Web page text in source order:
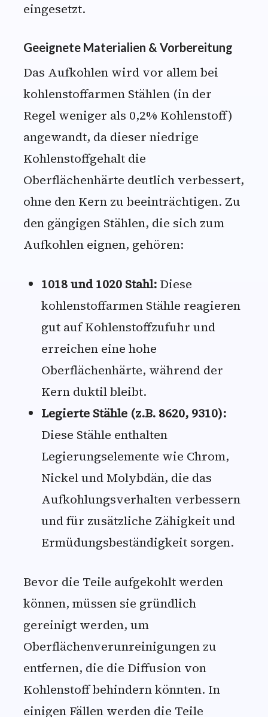
eingesetzt.
Geeignete Materialien & Vorbereitung
Das Aufkohlen wird vor allem bei
kohlenstoffarmen Stählen (in der
Regel weniger als 0,2% Kohlenstoff)
angewandt, da dieser niedrige
Kohlenstoffgehalt die
Oberflächenhärte deutlich verbessert,
ohne den Kern zu beeinträchtigen. Zu
den gängigen Stählen, die sich zum
Aufkohlen eignen, gehören:
1018 und 1020 Stahl:Diese
kohlenstoffarmen Stähle reagieren
gut auf Kohlenstoffzufuhr und
erreichen eine hohe
Oberflächenhärte, während der
Kern duktil bleibt.
Legierte Stähle (z.B. 8620, 9310):
Diese Stähle enthalten
Legierungselemente wie Chrom,
Nickel und Molybdän, die das
Aufkohlungsverhalten verbessern
und für zusätzliche Zähigkeit und
Ermüdungsbeständigkeit sorgen.
Bevor die Teile aufgekohlt werden
können, müssen sie gründlich
gereinigt werden, um
Oberflächenverunreinigungen zu
entfernen, die die Diffusion von
Kohlenstoff behindern könnten. In
einigen Fällen werden die Teile